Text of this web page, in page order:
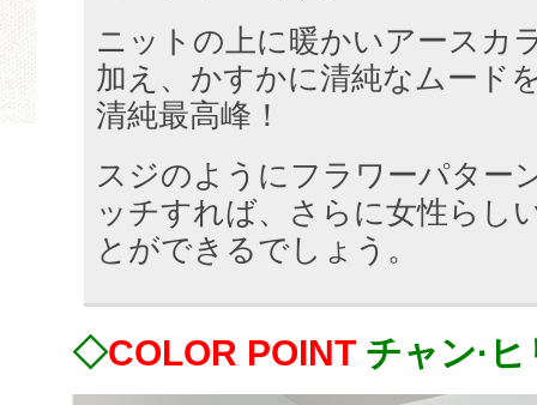
ニットの上に暖かいアースカ
加え、かすかに清純なムード
清純最高峰！
スジのようにフラワーパター
ッチすれば、さらに女性らし
とができるでしょう。
◇COLOR POINT チャン·